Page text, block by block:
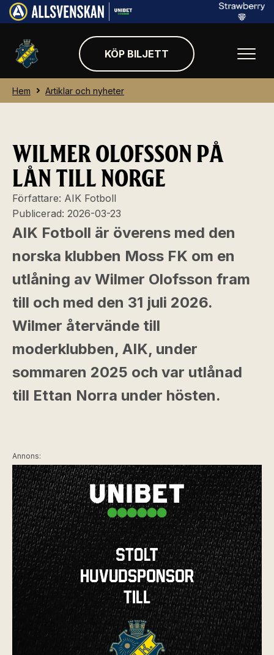
KÖP BILJETT
Hem Artiklar och nyheter
WILMER OLOFSSON PÅ
LÅN TILL NORGE
Författare: AIK Fotboll
Publicerad: 2026-03-23
AIK Fotboll är överens med den
norska klubben Moss FK om en
utlåning av Wilmer Olofsson fram
till och med den 31 juli 2026.
Wilmer återvände till
moderklubben, AIK, under
sommaren 2025 och var utlånad
till Ettan Norra under hösten.
Annons: